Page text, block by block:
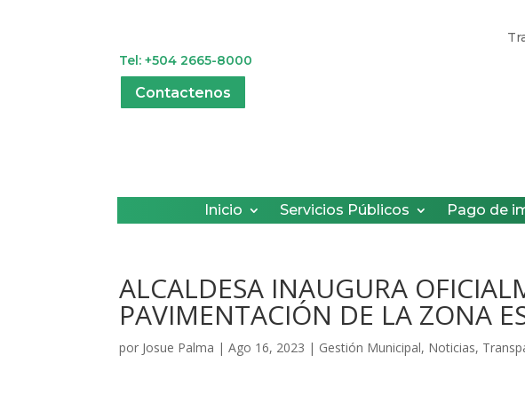
Tel: +504 2665-8000
Contactenos
Inicio Servicios Públicos Pago de
ALCALDESA INAUGURA
PAVIMENTACIÓN DE LA ZONA
por Josue Palma |Ago 16, 2023 | Gestión Municipal, Noticias,